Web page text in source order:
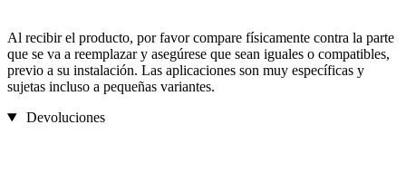
Al recibir el producto, por favor compare físicamente contra la parte
que se va a reemplazar y asegúrese que sean iguales o compatibles,
previo a su instalación. Las aplicaciones son muy específicas y
sujetas incluso a pequeñas variantes.
Devoluciones